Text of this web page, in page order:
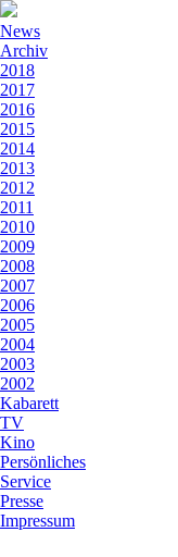
News
Archiv
2018
2017
2016
2015
2014
2013
2012
2011
2010
2009
2008
2007
2006
2005
2004
2003
2002
Kabarett
TV
Kino
Persönliches
Service
Presse
Impressum